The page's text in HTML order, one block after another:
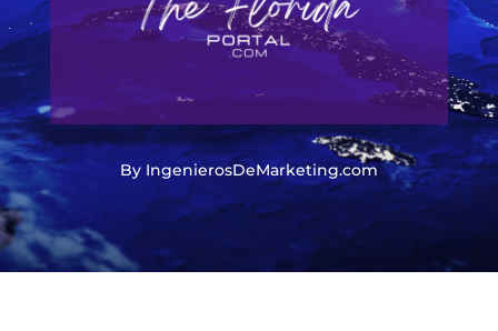
By IngenierosDeMarketing.com